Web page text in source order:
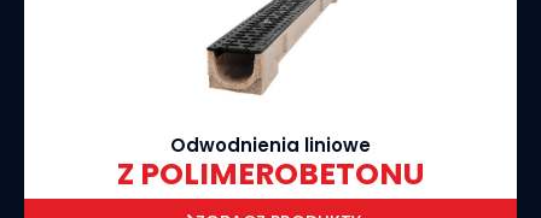
Odwodnienia liniowe
Z POLIMEROBETONU